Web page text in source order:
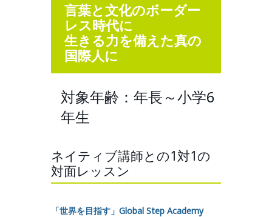
言葉と文化のボーダー
レス時代に
生きる力を備えた真の
国際人に
対象年齢：年長～小学6
年生
ネイティブ講師との1対1の
対面レッスン
「世界を目指す」Global Step Academy